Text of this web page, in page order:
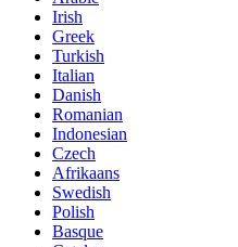
Irish
Greek
Turkish
Italian
Danish
Romanian
Indonesian
Czech
Afrikaans
Swedish
Polish
Basque